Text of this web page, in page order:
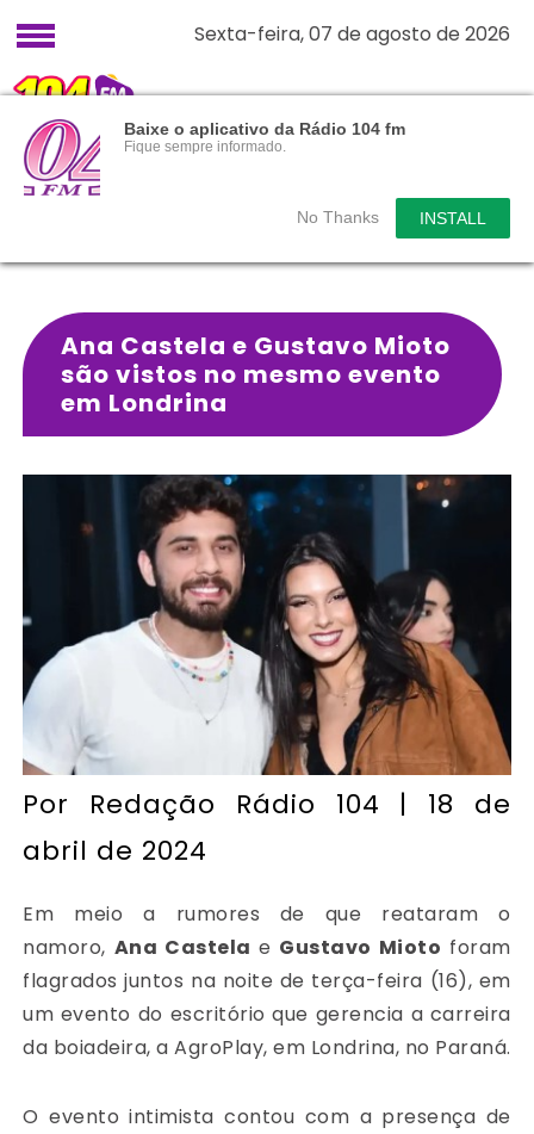
Baixe o aplicativo da Rádio 104 fm
Fique sempre informado.
No Thanks INSTALL
Sexta-feira, 07 de agosto de 2026
Ana Castela e Gustavo Mioto
são vistos no mesmo evento
em Londrina
Por Redação Rádio 104 | 18 de
abril de 2024
Em meio a rumores de que reataram o
namoro, Ana Castela e Gustavo Mioto foram
flagrados juntos na noite de terça-feira (16), em
um evento do escritório que gerencia a carreira
da boiadeira, a AgroPlay, em Londrina, no Paraná.
O evento intimista contou com a presença de